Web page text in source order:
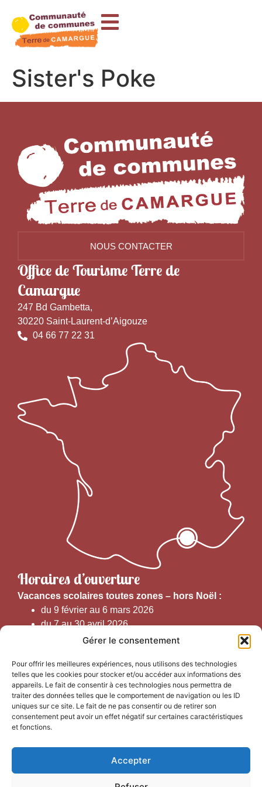
Gérer le consentement
Pour offrir les meilleures expériences, nous utilisons des technologies
telles que les cookies pour stocker et/ou accéder aux informations des
appareils. Le fait de consentir à ces technologies nous permettra de
traiter des données telles que le comportement de navigation ou les ID
uniques sur ce site. Le fait de ne pas consentir ou de retirer son
consentement peut avoir un effet négatif sur certaines caractéristiques
et fonctions.
Accepter
principal
Sister's Poke
NOUS CONTACTER
Office de Tourisme Terre de
Camargue
247 Bd Gambetta,
30220 Saint-Laurent-d’Aigouze
04 66 77 22 31
Horaires d’ouverture
Vacances scolaires toutes zones – hors Noël :
du 9 février au 6 mars 2026
du 7 au 30 avril 2026
du 1er juin au 30 septembre 2026
Horaires d’ouverture au public :
Du 1er septembre au 30 juin 2026 (hors juillet et août)
du lundi au vendredi de 9h50 à 12h30 et de
Du 1er juillet au 31 août 2026